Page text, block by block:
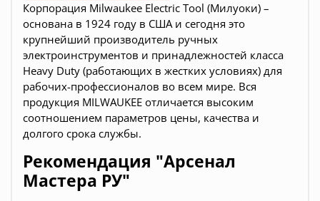
Корпорация Milwaukee Electric Tool (Милуоки) –
основана в 1924 году в США и сегодня это
крупнейший производитель ручных
электроинструментов и принадлежностей класса
Heavy Duty (работающих в жестких условиях) для
рабочих-профессионалов во всем мире. Вся
продукция MILWAUKEE отличается высоким
соотношением параметров цены, качества и
долгого срока службы.
Рекомендация "Арсенал
Мастера РУ"